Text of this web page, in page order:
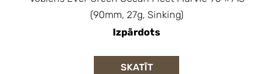
(90mm, 27g, Sinking)
Izpārdots
SKATĪT